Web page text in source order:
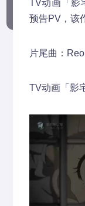
TV动画「影
预告PV，该
片尾曲：
TV动画「影